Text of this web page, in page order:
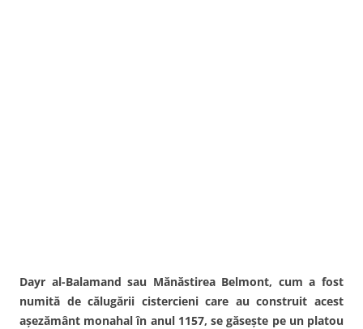
Dayr al-Balamand sau Mănăstirea Belmont, cum a fost
numită de călugării cistercieni care au construit acest
aşezământ monahal în anul 1157, se găseşte pe un platou